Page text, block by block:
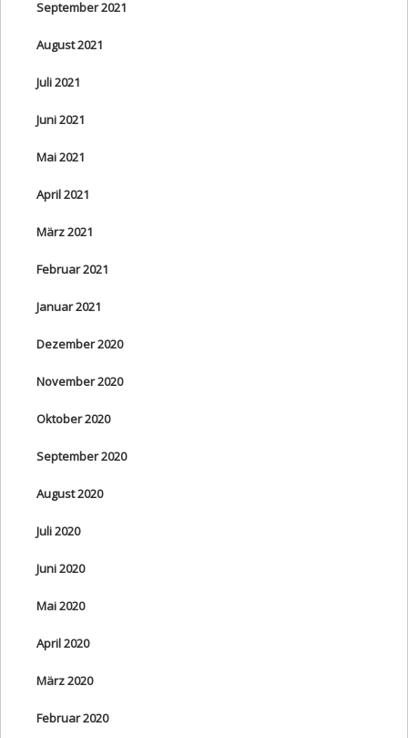
September 2021
August 2021
Juli 2021
Juni 2021
Mai 2021
April 2021
März 2021
Februar 2021
Januar 2021
Dezember 2020
November 2020
Oktober 2020
September 2020
August 2020
Juli 2020
Juni 2020
Mai 2020
April 2020
März 2020
Februar 2020